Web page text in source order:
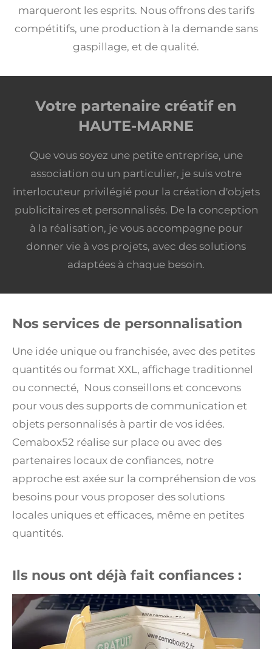
marqueront les esprits. Nous offrons des tarifs
compétitifs, une production à la demande sans
gaspillage, et de qualité.
Votre partenaire créatif en
HAUTE-MARNE
Que vous soyez une petite entreprise, une
association ou un particulier, je suis votre
interlocuteur privilégié pour la création d'objets
publicitaires et personnalisés. De la conception
à la réalisation, je vous accompagne pour
donner vie à vos projets, avec des solutions
adaptées à chaque besoin.
Nos services de personnalisation
Une idée unique ou franchisée, avec des petites
quantités ou format XXL, affichage traditionnel
ou connecté, Nous conseillons et concevons
pour vous des supports de communication et
objets personnalisés à partir de vos idées.
Cemabox52 réalise sur place ou avec des
partenaires locaux de confiances, notre
approche est axée sur la compréhension de vos
besoins pour vous proposer des solutions
locales uniques et efficaces, même en petites
quantités.
Ils nous ont déjà fait confiances :